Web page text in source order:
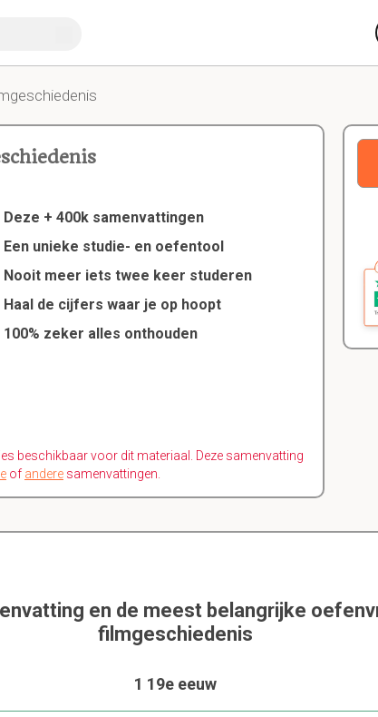
Deze + 400k samenvattingen
Een unieke studie- en oefentool
Nooit meer iets twee keer studeren
Haal de cijfers waar je op hoopt
100% zeker alles onthouden
beschikbaar voor dit materiaal. Deze samenvatting
of andere samenvattingen.
en de meest belangrijke
filmgeschiedenis
1 19e eeuw